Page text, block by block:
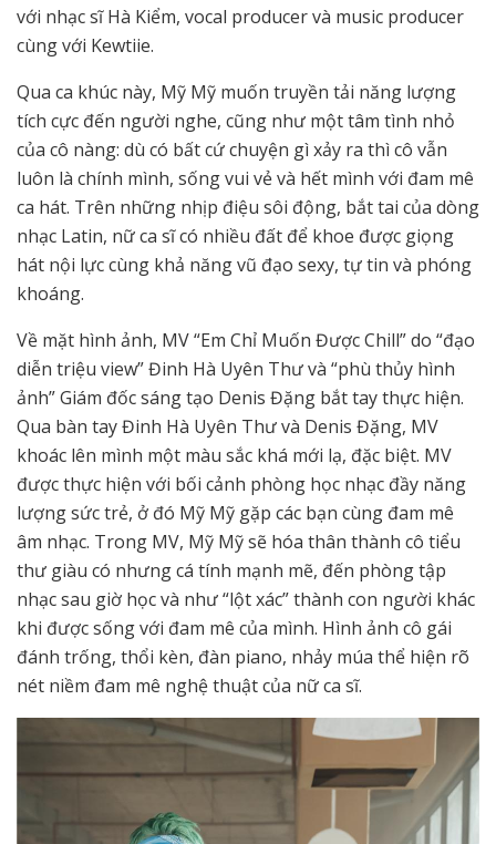
với nhạc sĩ Hà Kiểm, vocal producer và music producer
cùng với Kewtiie.
Qua ca khúc này, Mỹ Mỹ muốn truyền tải năng lượng
tích cực đến người nghe, cũng như một tâm tình nhỏ
của cô nàng: dù có bất cứ chuyện gì xảy ra thì cô vẫn
luôn là chính mình, sống vui vẻ và hết mình với đam mê
ca hát. Trên những nhịp điệu sôi động, bắt tai của dòng
nhạc Latin, nữ ca sĩ có nhiều đất để khoe được giọng
hát nội lực cùng khả năng vũ đạo sexy, tự tin và phóng
khoáng.
Về mặt hình ảnh, MV “Em Chỉ Muốn Được Chill” do “đạo
diễn triệu view” Đinh Hà Uyên Thư và “phù thủy hình
ảnh” Giám đốc sáng tạo Denis Đặng bắt tay thực hiện.
Qua bàn tay Đinh Hà Uyên Thư và Denis Đặng, MV
khoác lên mình một màu sắc khá mới lạ, đặc biệt. MV
được thực hiện với bối cảnh phòng học nhạc đầy năng
lượng sức trẻ, ở đó Mỹ Mỹ gặp các bạn cùng đam mê
âm nhạc. Trong MV, Mỹ Mỹ sẽ hóa thân thành cô tiểu
thư giàu có nhưng cá tính mạnh mẽ, đến phòng tập
nhạc sau giờ học và như “lột xác” thành con người khác
khi được sống với đam mê của mình. Hình ảnh cô gái
đánh trống, thổi kèn, đàn piano, nhảy múa thể hiện rõ
nét niềm đam mê nghệ thuật của nữ ca sĩ.